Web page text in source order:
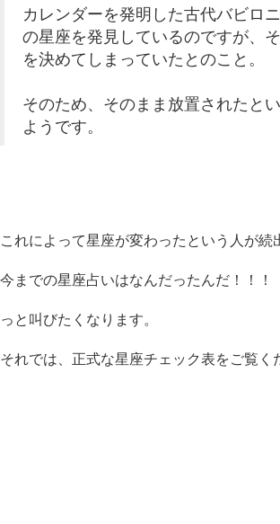
カレンダーを発明した古代バビロ
の星座を発見しているのですが、
を決めてしまっていたとのこと。
そのため、そのまま放置されたと
ようです。
これによって星座が変わったという人が続
今までの星座占いはなんだったんだ！！！
っと叫びたくなります。
それでは、正式な星座チェック表をご覧く